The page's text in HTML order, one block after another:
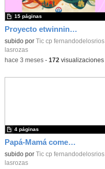
Proyecto etwinning_Poster_CEIP FDLR_Las Rozas
Contenido educativo.
subido por Tic cp fernandodelosrios
lasrozas
15 páginas
-hace 3 meses- 172 visualizaciones
Papá-Mamá comensal Infantil 25-26_CEIP FDLR_Las Rozas
Contenido educativo.
subido por Tic cp fernandodelosrios
lasrozas
4 páginas